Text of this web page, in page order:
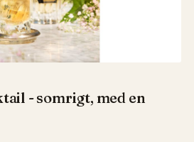
- somrigt, med en